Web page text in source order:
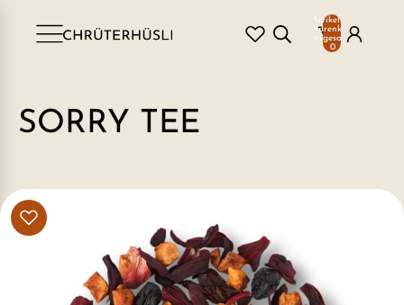
Artikel im
Warenkorb
insgesamt:
0
SORRY TEE